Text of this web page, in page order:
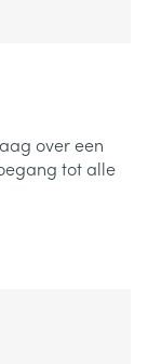
over een
tot alle